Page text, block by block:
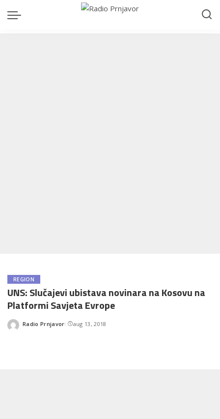
REGION
UNS: Slučajevi ubistava novinara na Kosovu na
Platformi Savjeta Evrope
Posted
Radio Prnjavor aug 13, 2018